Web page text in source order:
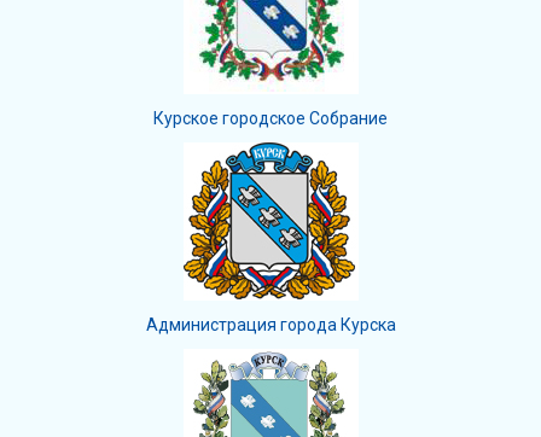
Курское городское Собрание
Администрация города Курска